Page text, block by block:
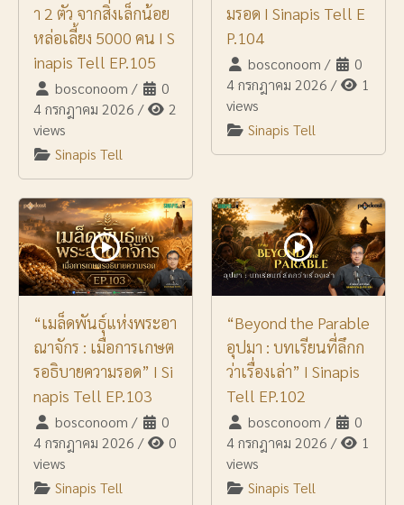
า 2 ตัว จากสิ่งเล็กน้อย
หล่อเลี้ยง 5000 คน I S
inapis Tell EP.105
bosconoom /
0
4 กรกฎาคม 2026 /
2
views
Sinapis Tell
มรอด I Sinapis Tell E
P.104
bosconoom /
0
4 กรกฎาคม 2026 /
1
views
Sinapis Tell
“เมล็ดพันธุ์แห่งพระอา
ณาจักร : เมื่อการเกษต
รอธิบายความรอด” I Si
napis Tell EP.103
bosconoom /
0
4 กรกฎาคม 2026 /
0
views
Sinapis Tell
“Beyond the Parable
อุปมา : บทเรียนที่ลึกก
ว่าเรื่องเล่า” I Sinapis
Tell EP.102
bosconoom /
0
4 กรกฎาคม 2026 /
1
views
Sinapis Tell